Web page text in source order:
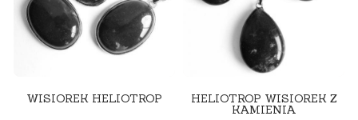
WISIOREK HELIOTROP HELIOTROP WISIOREK Z
KAMIENIA